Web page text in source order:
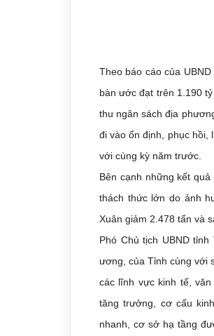
Theo báo cáo của
bàn ước đạt trên 1.190
thu ngân sách địa
đi vào ổn định, phục hồi,
với cùng kỳ năm trước.
Bên cạnh những kết
thách thức lớn do ảnh
Xuân giảm 2.478 tấn và
Phó Chủ tịch UBND
ương, của Tỉnh cùng với
các lĩnh vực kinh tế,
tăng trưởng, cơ cấu
nhanh, cơ sở hạ tầng